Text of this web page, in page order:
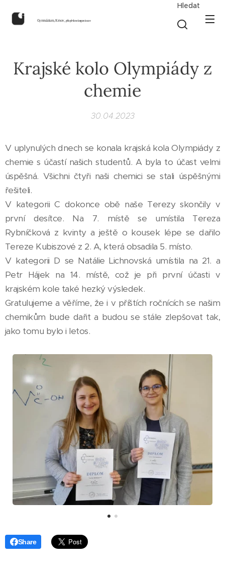
Gymnázium, Krnov,příspěvková organizace
Hledat
Krajské kolo Olympiády z
chemie
30.04.2023
V uplynulých dnech se konala krajská kola Olympiády z
chemie s účastí našich studentů. A byla to účast velmi
úspěšná. Všichni čtyři naši chemici se stali úspěšnými
řešiteli.
V kategorii C dokonce obě naše Terezy skončily v
první desítce. Na 7. místě se umístila Tereza
Rybníčková z kvinty a ještě o kousek lépe se dařilo
Tereze Kubiszové z 2. A, která obsadila 5. místo.
V kategorii D se Natálie Lichnovská umístila na 21. a
Petr Hájek na 14. místě, což je při první účasti v
krajském kole také hezký výsledek.
Gratulujeme a věříme, že i v příštích ročnících se našim
chemikům bude dařit a budou se stále zlepšovat tak,
jako tomu bylo i letos.
Share